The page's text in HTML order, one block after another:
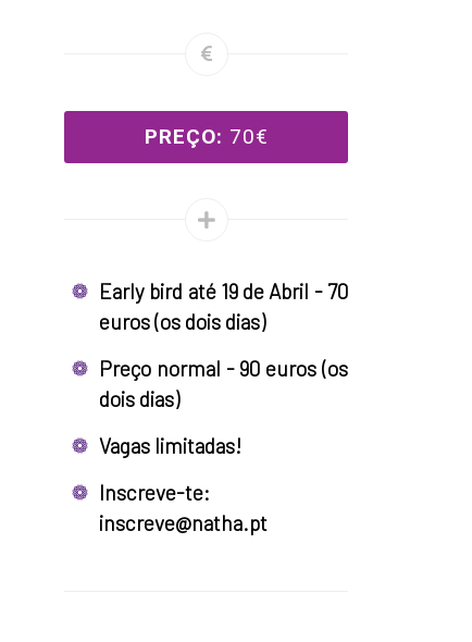
PREÇO: 70€
Early bird até 19 de Abril - 70
euros (os dois dias)
Preço normal - 90 euros (os
dois dias)
Vagas limitadas!
Inscreve-te:
inscreve@natha.pt